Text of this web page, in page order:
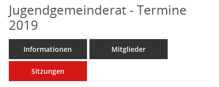
Jugendgemeinderat - Termine
2019
Informationen Mitglieder
Sitzungen